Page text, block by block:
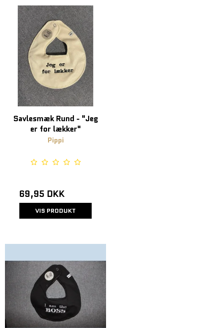
Savlesmæk Rund - "Jeg
er for lækker"
Pippi
69,95 DKK
VIS PRODUKT